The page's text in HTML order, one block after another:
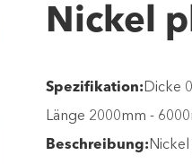
Nickel
Spezifikation:Dicke
Länge 2000mm -
Beschreibung: